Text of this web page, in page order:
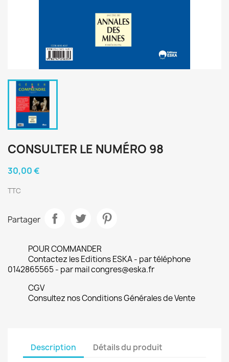
CONSULTER LE NUMÉRO 98
30,00 €
TTC
Partager
POUR COMMANDER
Contactez les Editions ESKA - par téléphone
0142865565 - par mail congres@eska.fr
CGV
Consultez nos Conditions Générales de Vente
Description Détails du produit